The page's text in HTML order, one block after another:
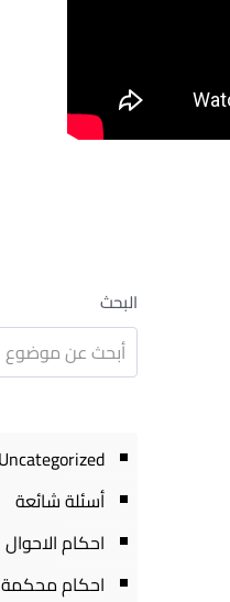
البحث
Uncategorized
أسئلة شائعة
احكام
احكام